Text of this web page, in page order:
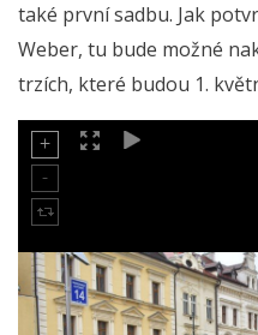
také první sadbu. Jak
Weber, tu bude možné
trzích, které budou 1.